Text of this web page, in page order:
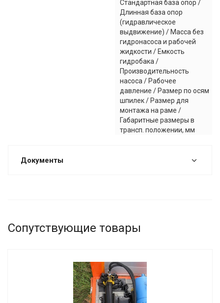
Стандартная база опор /
Длинная база опор
(гидравлическое
выдвижение) / Масса без
гидронасоса и рабочей
жидкости / Емкость
гидробака /
Производительность
насоса / Рабочее
давление / Размер по осям
шпилек / Размер для
монтажа на раме /
Габаритные размеры в
трансп. положении, мм
Документы
Сопутствующие товары